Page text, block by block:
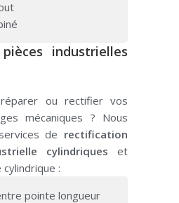
industrielles
ou rectifier vos
mécaniques ? Nous
de rectification
cylindriques et
:
pointe longueur